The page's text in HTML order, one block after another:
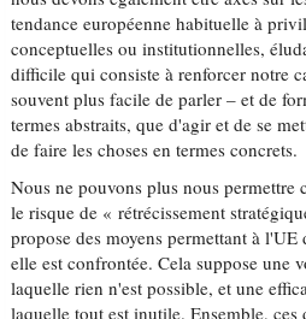
tendance européenne habituelle à
conceptuelles ou institutionnelles,
difficile qui consiste à renforcer notre
souvent plus facile de parler – et de
termes abstraits, que d'agir et de se
de faire les choses en termes concrets.
Nous ne pouvons plus nous permettre
le risque de « rétrécissement
propose des moyens permettant à
elle est confrontée. Cela suppose une
laquelle rien n'est possible, et une
laquelle tout est inutile. Ensemble, ces